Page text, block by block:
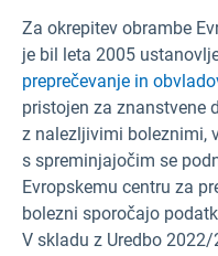
Za okrepitev obrambe
je bil leta 2005
preprečevanje in
pristojen za znanstvene
z nalezljivimi boleznimi,
s spreminjajočim se
Evropskemu centru za
bolezni sporočajo
V skladu z Uredbo